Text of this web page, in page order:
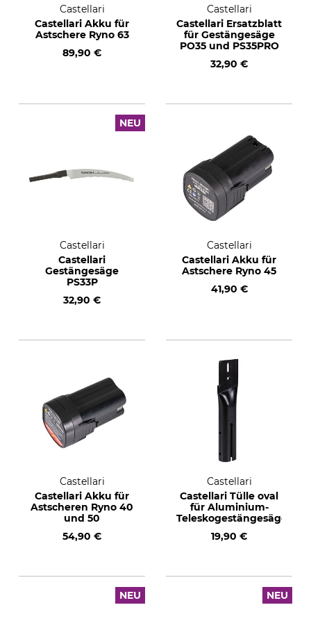
Castellari
Castellari Akku für
Astschere Ryno 63
89,90 €
Castellari
Castellari Ersatzblatt
für Gestängesäge
PO35 und PS35PRO
32,90 €
NEU
Castellari
Castellari
Gestängesäge
PS33P
32,90 €
Castellari
Castellari Akku für
Astschere Ryno 45
41,90 €
Castellari
Castellari Akku für
Astscheren Ryno 40
und 50
54,90 €
Castellari
Castellari Tülle oval
für Aluminium-
Teleskogestängesäge
19,90 €
NEU NEU